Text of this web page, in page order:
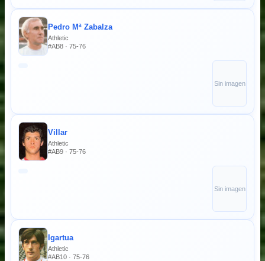
Pedro Mª Zabalza
Athletic
#AB8 · 75-76
Sin imagen
Villar
Athletic
#AB9 · 75-76
Sin imagen
Igartua
Athletic
#AB10 · 75-76